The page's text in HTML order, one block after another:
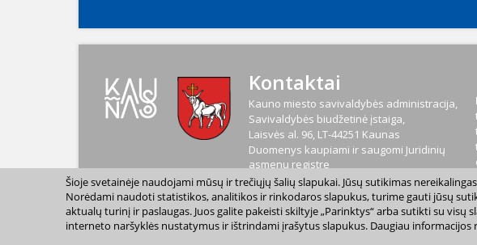
Kontaktai
Kauno miesto savivaldybės administracija,
Savivaldybės biudžetinė įstaiga,
Laisvės al. 96, LT-44251 Kaunas
Duomenys kaupiami ir saugomi Juridinių
asmenų registre
Kodas188764867
PVM mokėtojo kodasLT 887648610
2023 m. Kauno miesto savivaldybė. Kopijuoti
Šioje svetainėje naudojami mūsų ir trečiųjų šalių slapukai. Jūsų sutikimas
Norėdami naudoti statistikos, analitikos ir rinkodaros slapukus, turime gauti jūsų
aktualų turinį ir paslaugas. Juos galite pakeisti skiltyje „Parinktys“ arba sutikti su
interneto naršyklės nustatymus ir ištrindami įrašytus slapukus. Daugiau informacijos